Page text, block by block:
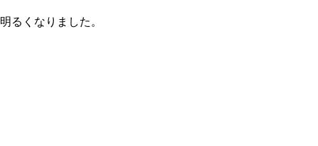
るくなりました。